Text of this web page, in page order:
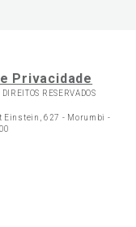
Privacidade
DIREITOS RESERVADOS
Einstein, 627 - Morumbi -